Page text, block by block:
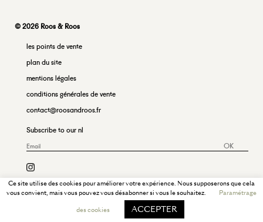
© 2026 Roos & Roos
les points de vente
plan du site
mentions légales
conditions générales de vente
contact@roosandroos.fr
Subscribe to our nl
OK
Ce site utilise des cookies pour améliorer votre expérience. Nous supposerons que cela
vous convient, mais vous pouvez vous désabonner si vous le souhaitez.
Paramétrage
des cookies
ACCEPTER